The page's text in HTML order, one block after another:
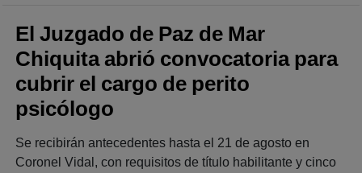
El Juzgado de Paz de Mar
Chiquita abrió convocatoria para
cubrir el cargo de perito
psicólogo
Se recibirán antecedentes hasta el 21 de agosto en
Coronel Vidal, con requisitos de título habilitante y cinco